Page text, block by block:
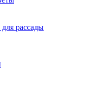
рассады